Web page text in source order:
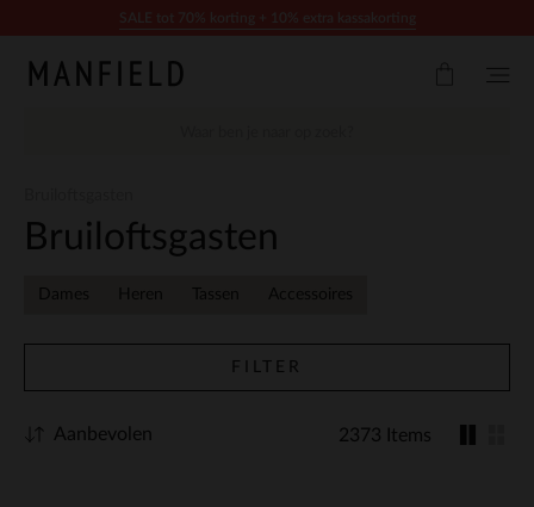
Bruiloftsgasten
Dames Heren Tassen Accessoires
FILTER
2373 Items
Aanbevolen